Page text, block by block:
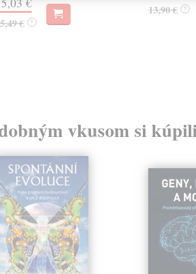
€ ?
13,90 € ?
vkusom si